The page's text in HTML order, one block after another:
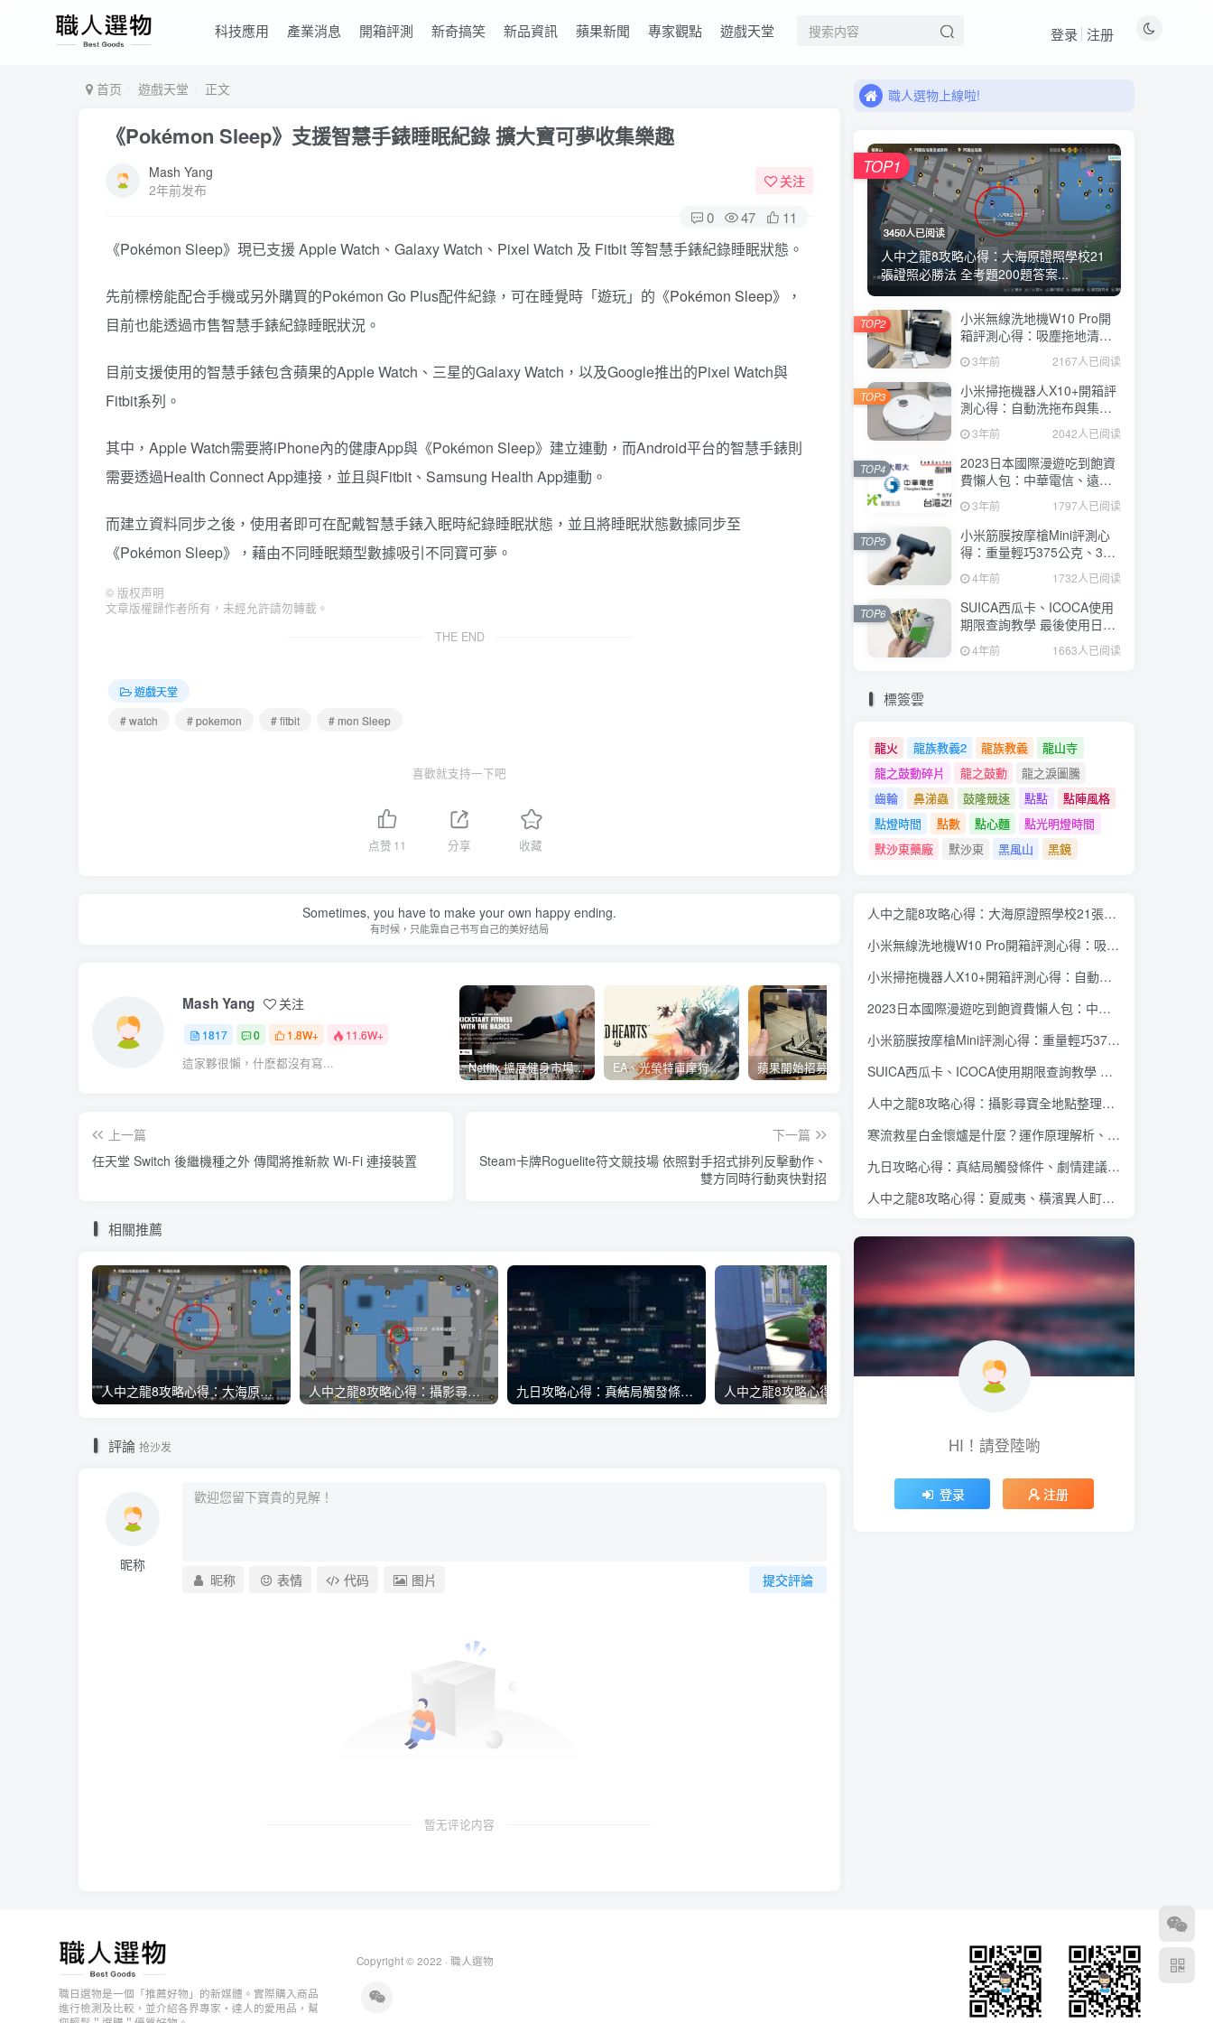
科技應用 產業消息 開箱評測 新奇搞笑 新品資訊 蘋果新聞 專家觀點 遊戲天堂 登录 注册
首页 遊戲天堂 正文
《Pokémon Sleep》支援智慧手錶睡眠紀錄 擴大寶可夢收集樂趣
Mash Yang
2年前发布
关注
0 47 11
《Pokémon Sleep》現已支援 Apple Watch、Galaxy Watch、Pixel Watch 及 Fitbit 等智慧手錶紀錄睡眠狀態。
先前標榜能配合手機或另外購買的Pokémon Go Plus配件紀錄，可在睡覺時「遊玩」的 《Pokémon Sleep》
，
目前也能透過市售智慧手錶紀錄睡眠狀況。
目前支援使用的智慧手錶包含蘋果的Apple Watch、三星的Galaxy Watch，以及Google推出的Pixel Watch與
Fitbit系列。
其中，Apple Watch需要將iPhone內的健康App與《Pokémon Sleep》建立連動，而Android平台的智慧手錶則
需要透過Health Connect App連接，並且與Fitbit、Samsung Health App連動。
而建立資料同步之後，使用者即可在配戴智慧手錶入眠時紀錄睡眠狀態，並且將睡眠狀態數據同步至
《Pokémon Sleep》，藉由不同睡眠類型數據吸引不同寶可夢。
© 版权声明
文章版權歸作者所有，未經允許請勿轉載。
THE END
遊戲天堂
# watch
# pokemon # fitbit # mon Sleep
喜歡就支持一下吧
点赞 11 分享 收藏
Sometimes, you have to make your own happy ending.
有时候，只能靠自己书写自己的美好结局
Mash Yang 关注
1817 0 1.8W+ 11.6W+
這家夥很懶，什麽都沒有寫... Netflix 擴展健身市場 與 Nike 合作推出《Nike Training Club》系列健身影片 EA、光榮特庫摩狩獵冒險遊戲《WILD HEARTS》公布「強大化獸」宣傳影片 蘋果開始招募混合實境應用內容開發人員 將能對應各類3D全景應用內容互動、影音服務使用體驗 Twitter Blue 訂閱服務重新推出 用 iOS 裝置訂閱月費多 3 美金
上一篇
任天堂 Switch 後繼機種之外 傳聞將推新款 Wi-Fi 連接裝置
下一篇
Steam卡牌Roguelite符文競技場 依照對手招式排列反擊動作、
雙方同時行動爽快對招
相關推薦
人中之龍8攻略心得：大海原證照學校21張證照必勝法 全考題200題答案整理 人中之龍8攻略心得：攝影尋寶全地點整理、70個夏威夷與40個橫濱拍攝位置圖解 九日攻略心得：真結局觸發條件、劇情建議攻略順序、全流程過關整理
評論 抢沙发
昵称
提交評論
昵称 表情 代码 图片
暂无评论内容
來看看11月有什麼新品!
來看看11月有什麼新品!
3450人已阅读
人中之龍8攻略心得：大海原證照學校21
張證照必勝法 全考題200題答案...
TOP1
小米無線洗地機W10 Pro開
箱評測心得：吸塵拖地清洗3
合1、90度可調式機身、續航
力35分鐘、售價15995元
3年前 2167人已阅读
TOP2
小米掃拖機器人X10+開箱評
測心得：自動洗拖布與集
塵、旋轉式拖布更乾淨、連
續使用2小時、售價26995元
3年前 2042人已阅读
TOP3
2023日本國際漫遊吃到飽資
費懶人包：中華電信、遠傳
電信、台灣大哥大、台灣之
星、亞太電信
3年前 1797人已阅读
TOP4
小米筋膜按摩槍Mini評測心
得：重量輕巧375公克、3種
替換頭和3種模式、售價
2295元
4年前 1732人已阅读
TOP5
SUICA西瓜卡、ICOCA使用
期限查詢教學 最後使用日10
年內都有效 Android、iOS都
適用4年前 1663人已阅读
TOP6
標簽雲
龍火 龍族教義2 龍族教義
龍山寺
龍之鼓動碎片
龍之鼓動
龍之淚圖騰
齒輪
鼻涕蟲 鼓隆競速 點點
點陣風格
點燈時間
點數 點心麵
點光明燈時間
默沙東藥廠
默沙東 黑風山 黑鏡
人中之龍8攻略心得：大海原證照學校21張證照必勝法 全考題200題答案整理
小米無線洗地機W10 Pro開箱評測心得：吸塵拖地清洗3合1、90度可調式機身、續航力35分鐘、售價15995元
小米掃拖機器人X10+開箱評測心得：自動洗拖布與集塵、旋轉式拖布更乾淨、連續使用2小時、售價26995元
2023日本國際漫遊吃到飽資費懶人包：中華電信、遠傳電信、台灣大哥大、台灣之星、亞太電信
小米筋膜按摩槍Mini評測心得：重量輕巧375公克、3種替換頭和3種模式、售價2295元
SUICA西瓜卡、ICOCA使用期限查詢教學 最後使用日10年內都有效 Android、iOS都適用
人中之龍8攻略心得：攝影尋寶全地點整理、70個夏威夷與40個橫濱拍攝位置圖解
寒流救星白金懷爐是什麼？運作原理解析、相比電暖蛋有哪些優缺點？懷爐挑選方法介紹
九日攻略心得：真結局觸發條件、劇情建議攻略順序、全流程過關整理
人中之龍8攻略心得：夏威夷、橫濱異人町、神室町 全部14位神秘捏捏NPC地圖位置整理
HI！請登陸喲
登录 注册
職日選物是一個「推薦好物」的新媒體。實際購入商品
進行檢測及比較，並介紹各界專家・達人的愛用品，幫
Copyright © 2022 · 職人選物